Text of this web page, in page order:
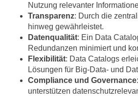
Nutzung relevanter
Transparenz: Durch die
hinweg gewährleistet.
Datenqualität: Ein Data
Redundanzen minimiert und
Flexibilität: Data Catalogs
Lösungen für Big-Data- und
Compliance und Governance
unterstützen